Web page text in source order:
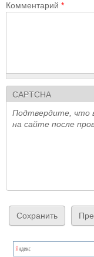
Комментарий *
CAPTCHA
Подтвердите, что
на сайте после